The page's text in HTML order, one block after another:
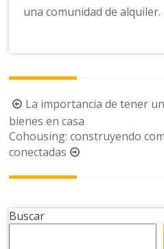
una comunidad de alquiler.
Navegación
de
la
entrada
La importancia de tener
bienes en casa
Cohousing: construyendo
conectadas
Buscar